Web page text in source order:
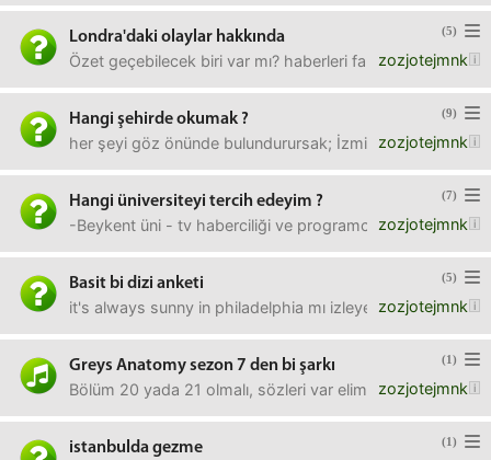
(5)
Londra'daki olaylar hakkında
zozjotejmnk
Özet geçebilecek biri var mı? haberleri falan pek takip
(9)
Hangi şehirde okumak ?
zozjotejmnk
her şeyi göz önünde bulundurursak; İzmir de mi
(7)
Hangi üniversiteyi tercih edeyim ?
zozjotejmnk
-Beykent üni - tv haberciliği ve programcılığı-29 Mayıs
(5)
Basit bi dizi anketi
zozjotejmnk
it's always sunny in philadelphia mı izleyeyim dersiniz,
(1)
Greys Anatomy sezon 7 den bi şarkı
zozjotejmnk
Bölüm 20 yada 21 olmalı, sözleri var elimizde
(1)
istanbulda gezme